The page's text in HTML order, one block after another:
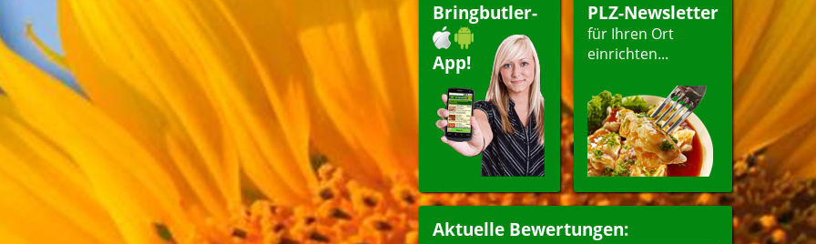
Bringbutler-
App!
PLZ-Newsletter
für Ihren Ort
einrichten...
Aktuelle Bewertungen: